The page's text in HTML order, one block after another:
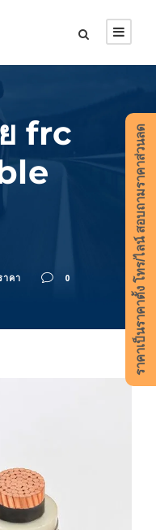
frc
าคา 0 ราคาเป็นราคาตั้ง โทร/ไลน์ สอบถามราคาส่วนลด